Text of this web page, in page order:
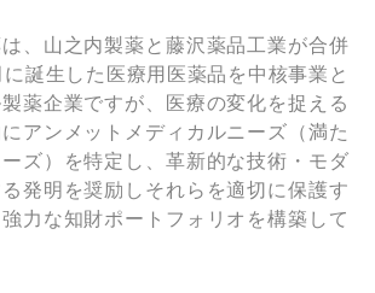
、山之内製薬と藤沢薬品工業が合併
誕生した医療用医薬品を中核事業と
薬企業ですが、医療の変化を捉える
アンメットメディカルニーズ（満た
ズ）を特定し、革新的な技術・モダ
発明を奨励しそれらを適切に保護す
力な知財ポートフォリオを構築して